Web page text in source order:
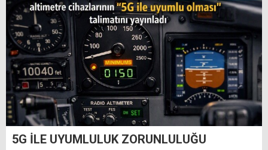
5G İLE UYUMLULUK ZORUNLULUĞU